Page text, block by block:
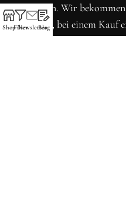
Werbung sein. Wir
solchen Link, bei einem Kauf
ShopFilter
Newsletter
Blog